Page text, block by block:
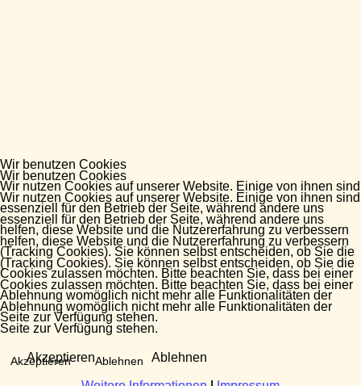
Wir benutzen Cookies
Wir nutzen Cookies auf unserer Website. Einige von ihnen sind
essenziell für den Betrieb der Seite, während andere uns
helfen, diese Website und die Nutzererfahrung zu verbessern
(Tracking Cookies). Sie können selbst entscheiden, ob Sie die
Cookies zulassen möchten. Bitte beachten Sie, dass bei einer
Ablehnung womöglich nicht mehr alle Funktionalitäten der
Seite zur Verfügung stehen.
Akzeptieren Ablehnen
Wir benutzen Cookies
Wir nutzen Cookies auf unserer Website. Einige von ihnen sind
essenziell für den Betrieb der Seite, während andere uns
helfen, diese Website und die Nutzererfahrung zu verbessern
(Tracking Cookies). Sie können selbst entscheiden, ob Sie die
Cookies zulassen möchten. Bitte beachten Sie, dass bei einer
Ablehnung womöglich nicht mehr alle Funktionalitäten der
Seite zur Verfügung stehen.
Akzeptieren Ablehnen